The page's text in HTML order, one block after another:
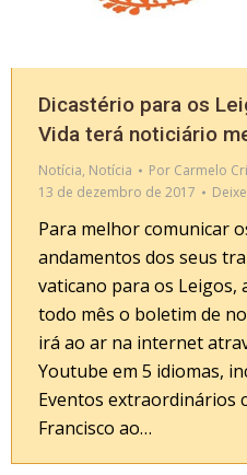
Dicastério para os
Vida terá noticiário
Notícia, Notícia Por Carmelo
13 de dezembro de 2017
Para melhor comunicar
andamentos dos seus
vaticano para os Leigos,
todo mês o boletim de
irá ao ar na internet
Youtube em 5 idiomas,
Eventos extraordinários
Francisco ao…